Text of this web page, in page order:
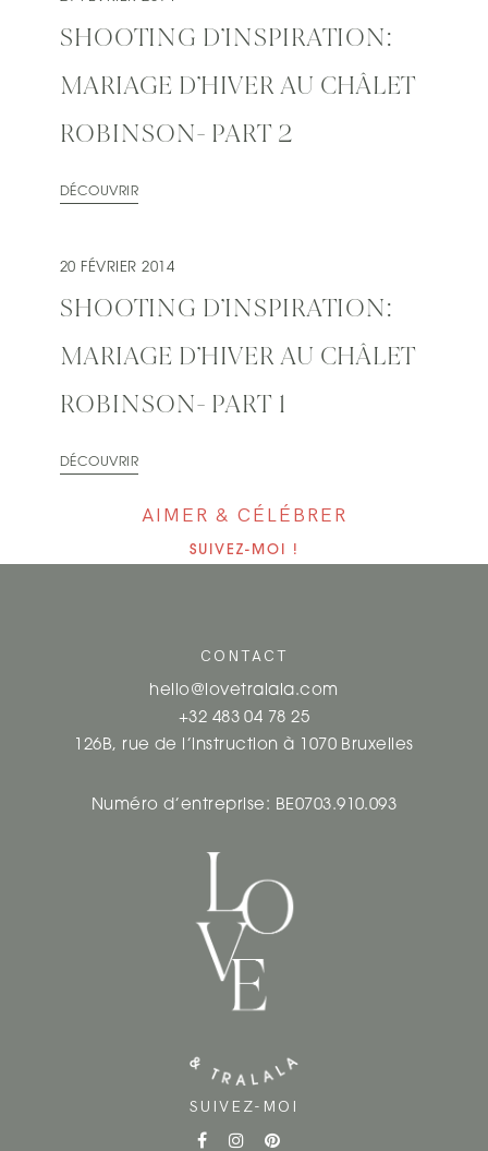
SHOOTING D’INSPIRATION:
MARIAGE D’HIVER AU CHÂLET
ROBINSON- PART 2
DÉCOUVRIR
20 FÉVRIER 2014
SHOOTING D’INSPIRATION:
MARIAGE D’HIVER AU CHÂLET
ROBINSON- PART 1
DÉCOUVRIR
AIMER & CÉLÉBRER
SUIVEZ-MOI !
CONTACT
hello@lovetralala.com
+32 483 04 78 25
126B, rue de l’instruction à 1070 Bruxelles
Numéro d’entreprise: BE0703.910.093
SUIVEZ-MOI